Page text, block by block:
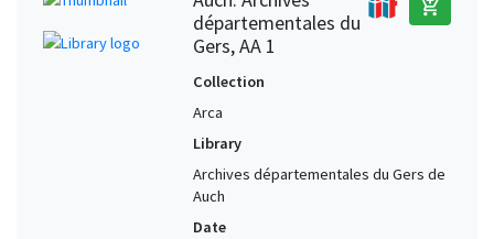
départementales du
Gers, AA 1
add_shopping_cart
Collection
Arca
Library
Archives départementales du Gers de
Auch
Date